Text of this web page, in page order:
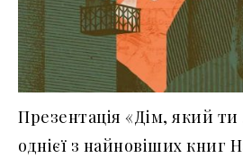
Презентація «Дім, який
однієї з найновіших книг